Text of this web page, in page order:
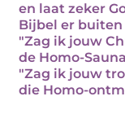
en laat zeker
Bijbel er buiten
"Zag ik jouw
de Homo-
"Zag ik jouw
die Homo-